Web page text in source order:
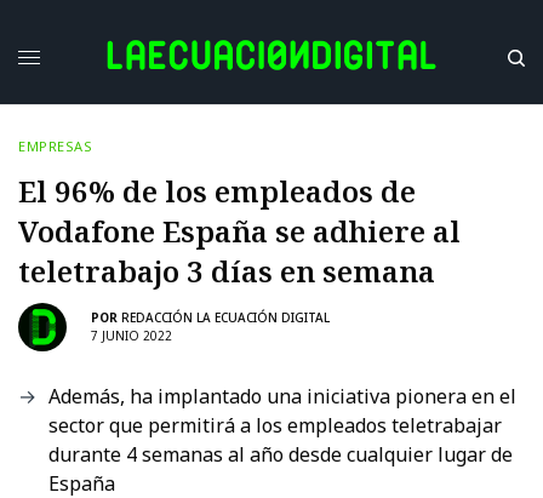
EMPRESAS
El 96% de los empleados de
Vodafone España se adhiere al
teletrabajo 3 días en semana
POR REDACCIÓN LA ECUACIÓN DIGITAL
7 JUNIO 2022
Además, ha implantado una iniciativa pionera en el
sector que permitirá a los empleados teletrabajar
durante 4 semanas al año desde cualquier lugar de
España